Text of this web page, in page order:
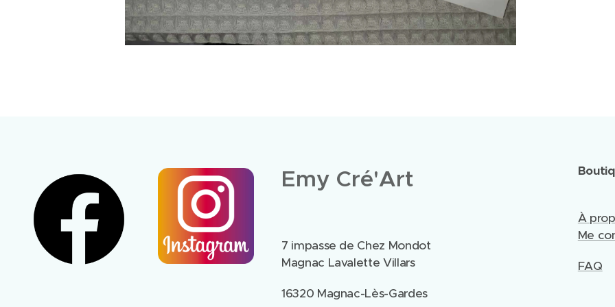
Emy Cré'Art
7 impasse de Chez Mondot
Magnac Lavalette Villars
16320 Magnac-Lès-Gardes
À
Me
FAQ